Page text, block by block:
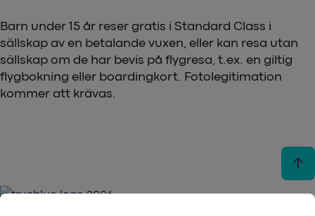
Barn under 15 år reser gratis i Standard Class i
sällskap av en betalande vuxen, eller kan resa utan
sällskap om de har bevis på flygresa, t.ex. en giltig
flygbokning eller boardingkort. Fotolegitimation
kommer att krävas.
arrow_upward